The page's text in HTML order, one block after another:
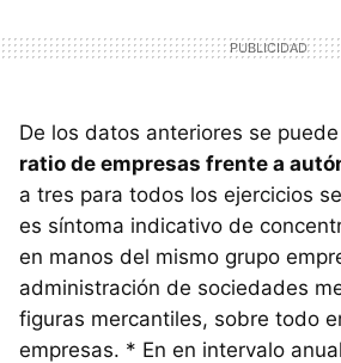
De los datos anteriores se
ratio de empresas frente a
a tres para todos los ejercicios
es síntoma indicativo de
en manos del mismo grupo
administración de sociedades
figuras mercantiles, sobre todo
empresas. * En en intervalo